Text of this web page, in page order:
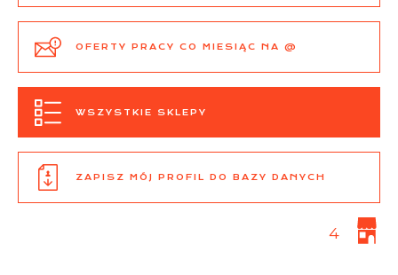
OFERTY PRACY CO MIESIĄC NA @
WSZYSTKIE SKLEPY
ZAPISZ MÓJ PROFIL DO BAZY DANYCH
4